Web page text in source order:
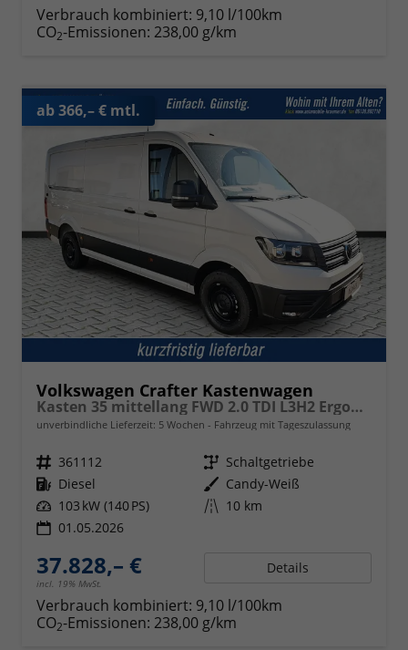
Verbrauch kombiniert: 9,10 l/100km
CO2-Emissionen: 238,00 g/km
ab 366,– € mtl.
Volkswagen Crafter Kastenwagen
Kasten 35 mittellang FWD 2.0 TDI L3H2 ErgoActive AppCon
unverbindliche Lieferzeit: 5 Wochen Fahrzeug mit Tageszulassung
Fahrzeugnr. 361112 Getriebe Schaltgetriebe
Kraftstoff Diesel Außenfarbe Candy-Weiß
Leistung 103 kW (140 PS) Kilometerstand 10 km
01.05.2026
37.828,– €
incl. 19% MwSt.
Details
Verbrauch kombiniert: 9,10 l/100km
CO2-Emissionen: 238,00 g/km